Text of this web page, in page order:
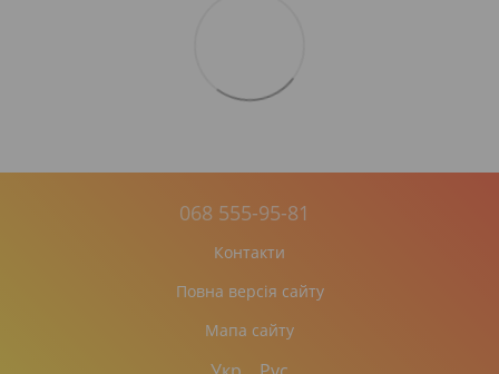
068 555-95-81
Контакти
Повна версія сайту
Мапа сайту